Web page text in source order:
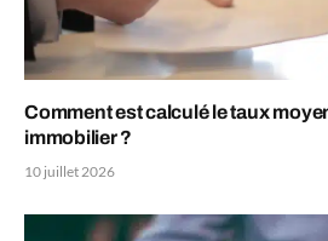
Comment est calculé le taux
immobilier ?
10 juillet 2026